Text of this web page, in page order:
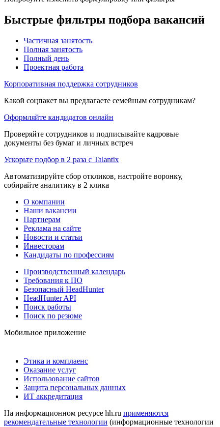
Быстрые фильтры подбора вакансий
Частичная занятость
Полная занятость
Полный день
Проектная работа
Корпоративная поддержка сотрудников
Какой соцпакет вы предлагаете семейным сотрудникам?
Оформляйте кандидатов онлайн
Проверяйте сотрудников и подписывайте кадровые
документы без бумаг и личных встреч
Ускорьте подбор в 2 раза с Talantix
Автоматизируйте сбор откликов, настройте воронку,
собирайте аналитику в 2 клика
О компании
Наши вакансии
Партнерам
Реклама на сайте
Новости и статьи
Инвесторам
Кандидаты по профессиям
Производственный календарь
Требования к ПО
Безопасный HeadHunter
HeadHunter API
Поиск работы
Поиск по резюме
Мобильное приложение
Этика и комплаенс
Оказание услуг
Использование сайтов
Защита персональных данных
ИТ аккредитация
На информационном ресурсе hh.ru применяются
рекомендательные технологии (информационные технологии